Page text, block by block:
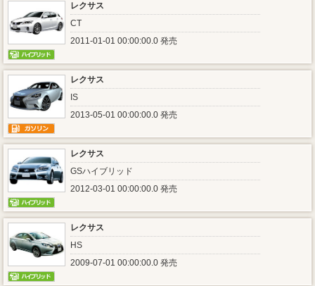
レクサス
CT
2011-01-01 00:00:00.0 発売
レクサス
IS
2013-05-01 00:00:00.0 発売
レクサス
GSハイブリッド
2012-03-01 00:00:00.0 発売
レクサス
HS
2009-07-01 00:00:00.0 発売